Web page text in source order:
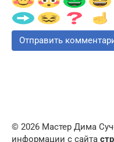
© 2026 Мастер Дима
информации с сайта